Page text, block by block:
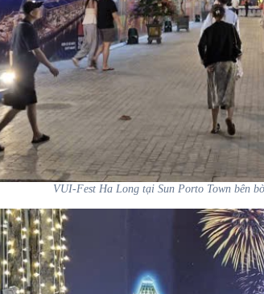
VUI-Fest Ha Long tại Sun Porto Town bên